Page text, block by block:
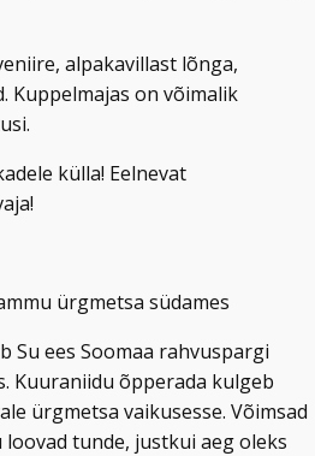
alpakavillast lõnga,
Kuppelmajas on võimalik
külla! Eelnevat
ürgmetsa südames
Su ees Soomaa rahvuspargi
Kuuraniidu õpperada kulgeb
ürgmetsa vaikusesse. Võimsad
loovad tunde, justkui aeg oleks